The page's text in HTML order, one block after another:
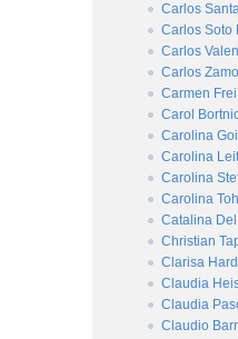
Carlos
Carlos Soto
Carlos
Carlos
Carmen
Carol
Carolina
Carolina
Carolina
Carolina
Catalina
Christian
Clarisa
Claudia
Claudia
Claudio